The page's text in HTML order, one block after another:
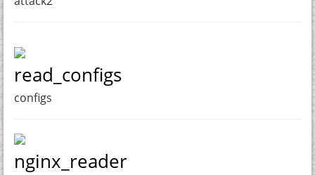
read_configs
configs
nginx_reader